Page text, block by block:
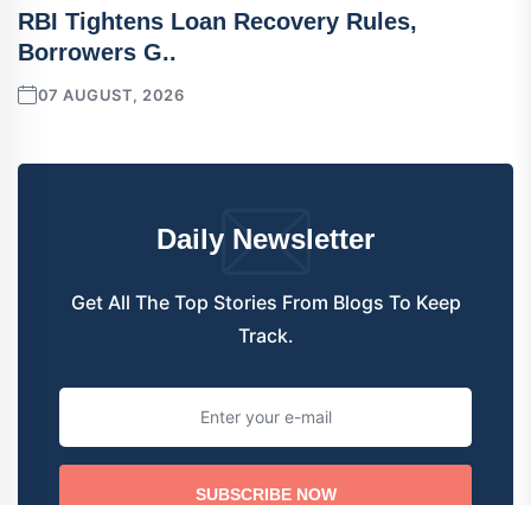
RBI Tightens Loan Recovery Rules,
Borrowers G..
07 AUGUST, 2026
Daily Newsletter
Get All The Top Stories From Blogs To Keep
Track.
SUBSCRIBE NOW